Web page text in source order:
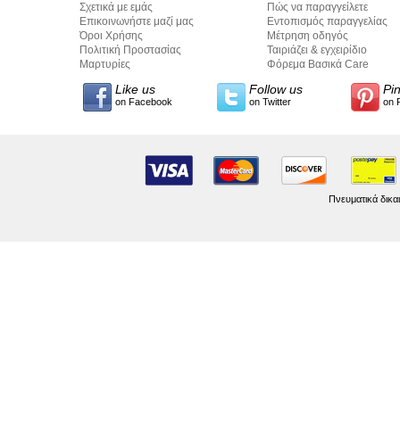
Σχετικά με εμάς
Επικοινωνήστε μαζί μας
Όροι Χρήσης
Πολιτική Προστασίας
Προσωπικών Δεδομένων
Μαρτυρίες
Πώς να παραγγείλετε
Εντοπισμός παραγγελίας
Μέτρηση οδηγός
Ταιριάζει & εγχειρίδιο
σύνταξης κειμένων
Φόρεμα Βασικά Care
Like us
on Facebook
Follow us
on Twitter on
Πνευματικά